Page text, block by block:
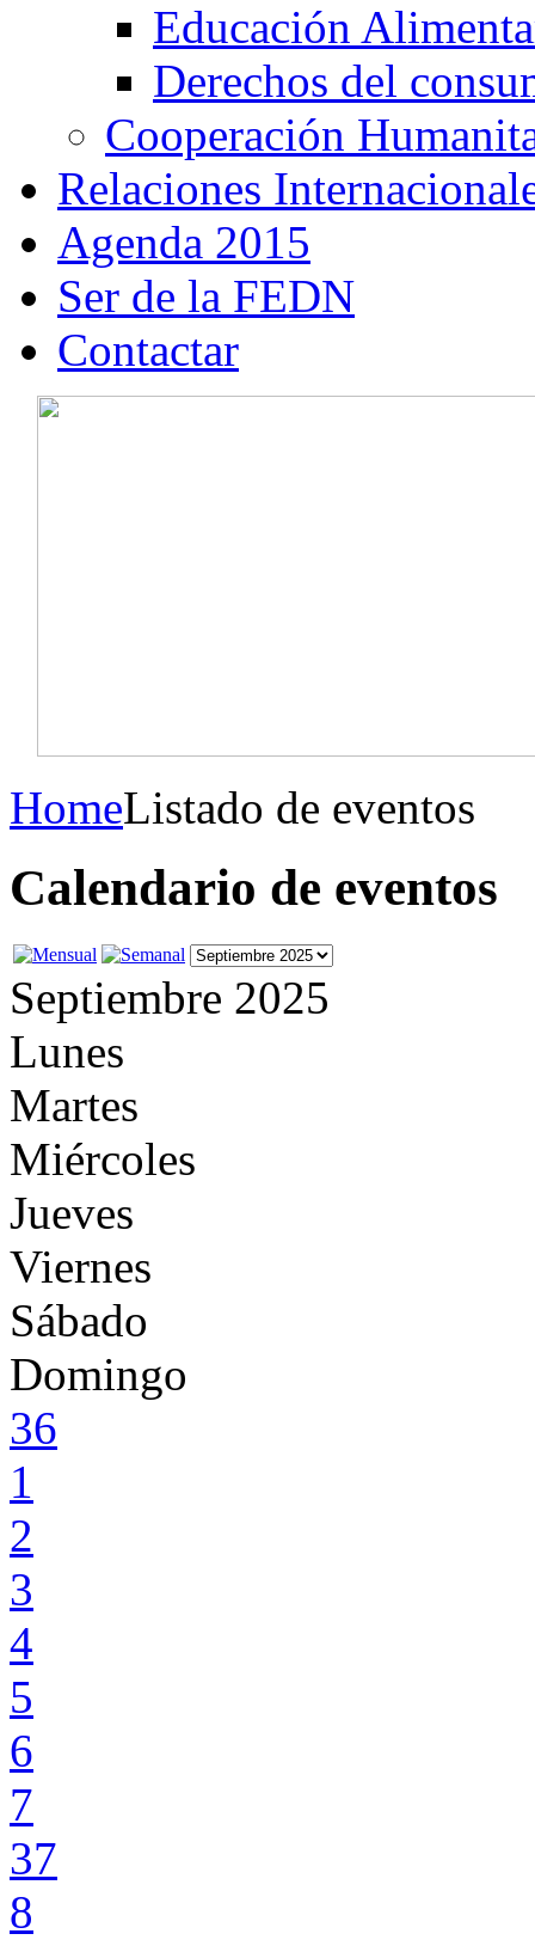
Educación
Derechos del
Cooperación
Relaciones
Agenda 2015
Ser de la FEDN
Contactar
HomeListado de eventos
Calendario de eventos
Septiembre 2025
Lunes
Martes
Miércoles
Jueves
Viernes
Sábado
Domingo
36
1
2
3
4
5
6
7
37
8